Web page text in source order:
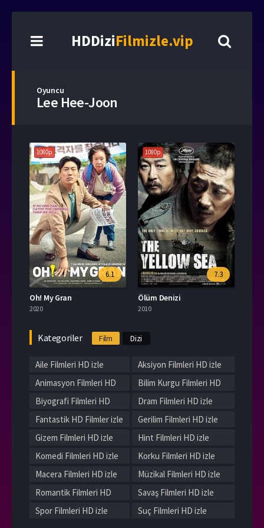
HDDiziFilmizle.vip
Oyuncu
Lee Hee-Joon
1080p
6.1
Oh! My Gran
2020
1080p
7.3
Ölüm Denizi
2010
Kategoriler Film Dizi
Aile Filmleri HD izle
Aksiyon Filmleri HD izle
Animasyon Filmleri HD
izle
Bilim Kurgu Filmleri HD
izle
Biyografi Filmleri HD
izle
Dram Filmleri HD izle
Fantastik HD Filmler izle
Gerilim Filmleri HD izle
Gizem Filmleri HD izle
Hint Filmleri HD izle
Komedi Filmleri HD izle
Korku Filmleri HD izle
Macera Filmleri HD izle
Müzikal Filmleri HD izle
Romantik Filmleri HD
izle
Savaş Filmleri HD izle
Spor Filmleri HD izle
Suç Filmleri HD izle